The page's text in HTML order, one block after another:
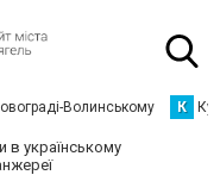
Волинському К
в українському